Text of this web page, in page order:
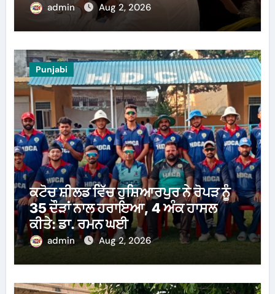
admin Aug 2, 2026
Punjabi
ਕਟੋਚ ਸ਼ੀਲਡ ਵਿੱਚ ਹੁਸ਼ਿਆਰਪੁਰ ਨੇ ਰੋਪੜ ਨੂੰ
35 ਦੌੜਾਂ ਨਾਲ ਹਰਾਇਆ, 4 ਅੰਕ ਹਾਸਲ
ਕੀਤੇ: ਡਾ. ਰਮਨ ਘਈ
admin Aug 2, 2026